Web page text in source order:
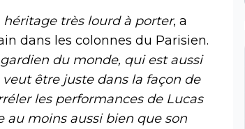
héritage très lourd à porter, a
dans les colonnes du Parisien.
du monde, qui est aussi
être juste dans la façon de
les performances de Lucas
au moins aussi bien que son